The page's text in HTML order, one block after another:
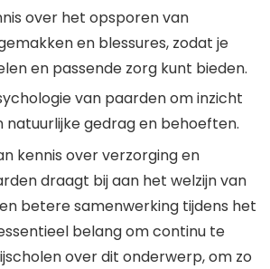
over het opsporen van
en blessures, zodat je
en passende zorg kunt bieden.
van paarden om inzicht
natuurlijke gedrag en behoeften.
kennis over verzorging en
draagt bij aan het welzijn van
betere samenwerking tijdens het
belang om continu te
over dit onderwerp, om zo